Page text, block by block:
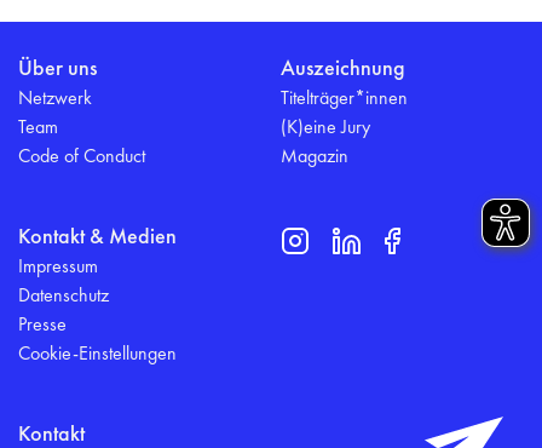
Über uns
Netzwerk
Team
Code of Conduct
Auszeichnung
Titelträger*innen
(K)eine Jury
Magazin
Kontakt & Medien
Impressum
Datenschutz
Presse
Cookie-Einstellungen
Kontakt